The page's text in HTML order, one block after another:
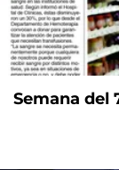
Semana del